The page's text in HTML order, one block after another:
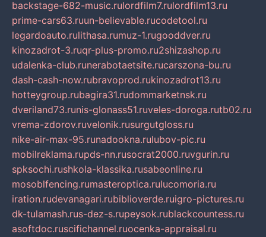
backstage-682-music.rulordfilm7.rulordfilm13.ru
prime-cars63.ruun-believable.rucodetool.ru
legardoauto.rulithasa.rumuz-1.rugooddver.ru
kinozadrot-3.ruqr-plus-promo.ru2shizashop.ru
udalenka-club.runerabotaetsite.rucarszona-bu.ru
dash-cash-now.rubravoprod.rukinozadrot13.ru
hotteygroup.rubagira31.rudommarketnsk.ru
dveriland73.runis-glonass51.ruveles-doroga.rutb02.ru
vrema-zdorov.ruvelonik.rusurgutgloss.ru
nike-air-max-95.runadookna.rulubov-pic.ru
mobilreklama.rupds-nn.rusocrat2000.ruvgurin.ru
spksochi.rushkola-klassika.rusabeonline.ru
mosoblfencing.rumasteroptica.rulucomoria.ru
iration.rudevanagari.rubiblioverde.ruigro-pictures.ru
dk-tulamash.rus-dez-s.rupeysok.rublackcountess.ru
asoftdoc.ruscifichannel.ruocenka-appraisal.ru